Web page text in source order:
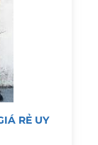
RẺ UY